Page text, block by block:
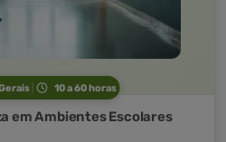
10 a 60 horas
em Ambientes Escolares